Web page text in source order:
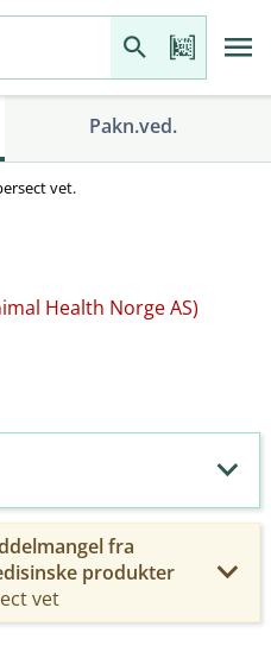
Pakn.ved.
vet.
Health Norge AS)
fra
produkter
vet